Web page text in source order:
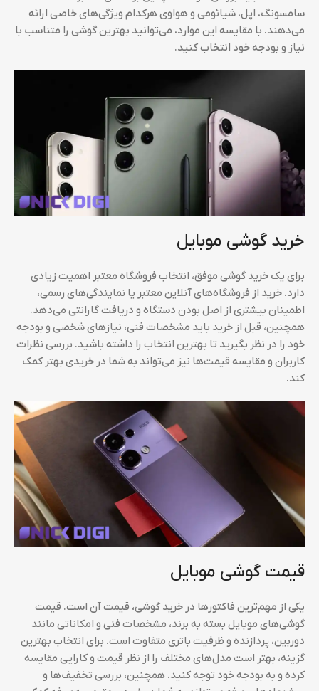
سامسونگ، اپل، شیائومی و هواوی هرکدام ویژگی‌های خاصی ارائه
می‌دهند. با مقایسه این موارد، می‌توانید بهترین گوشی را متناسب با
نیاز و بودجه خود انتخاب کنید.
خرید گوشی موبایل
برای یک خرید گوشی موفق، انتخاب فروشگاه معتبر اهمیت زیادی
دارد. خرید از فروشگاه‌های آنلاین معتبر یا نمایندگی‌های رسمی،
اطمینان بیشتری از اصل بودن دستگاه و دریافت گارانتی می‌دهد.
همچنین، قبل از خرید باید مشخصات فنی، نیازهای شخصی و بودجه
خود را در نظر بگیرید تا بهترین انتخاب را داشته باشید. بررسی نظرات
کاربران و مقایسه قیمت‌ها نیز می‌تواند به شما در خریدی بهتر کمک
کند.
قیمت گوشی موبایل
یکی از مهم‌ترین فاکتورها در خرید گوشی، قیمت آن است. قیمت
گوشی‌های موبایل بسته به برند، مشخصات فنی و امکاناتی مانند
دوربین، پردازنده و ظرفیت باتری متفاوت است. برای انتخاب بهترین
گزینه، بهتر است مدل‌های مختلف را از نظر قیمت و کارایی مقایسه
کرده و به بودجه خود توجه کنید. همچنین، بررسی تخفیف‌ها و